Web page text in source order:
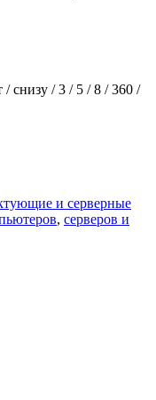
снизу / 3 / 5 / 8 / 360 /
и серверные
, серверов и